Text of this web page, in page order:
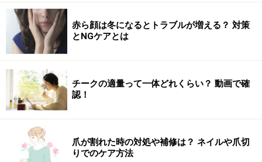
赤ら顔は冬になるとトラブルが増える？ 対策
とNGケアとは
チークの適量って一体どれくらい？ 動画で確
認！
爪が割れた時の対処や補修は？ ネイルや爪切
りでのケア方法